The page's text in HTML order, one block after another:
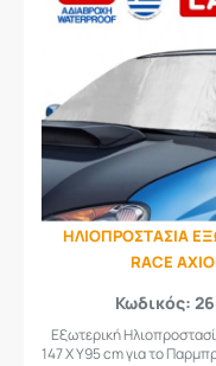
ΗΛΙΟΠΡΟΣΤΑΣΙΑ
RACE
Κωδικός:
Εξωτερική
147 Χ Υ95 cm για το